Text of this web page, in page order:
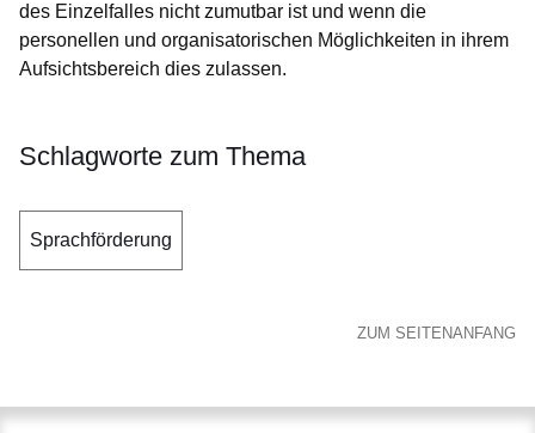
des Einzelfalles nicht zumutbar ist und wenn die
personellen und organisatorischen Möglichkeiten in ihrem
Aufsichtsbereich dies zulassen.
Schlagworte zum Thema
Sprachförderung
ZUM SEITENANFANG